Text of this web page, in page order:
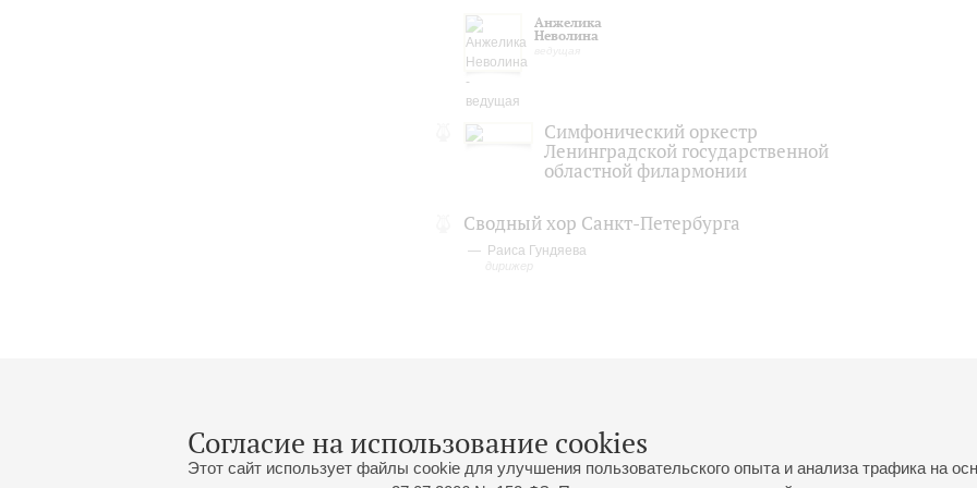
Согласие на использование cookies
Этот сайт использует файлы cookie для улучшения пользовательского опыта и анализа трафика на
Анжелика
Неволина
Симфонический оркестр
Ленинградской государственной
областной филармонии
Сводный хор Санкт-Петербурга
Раиса Гундяева
дирижер